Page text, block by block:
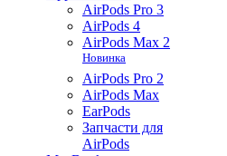
AirPods Pro 3
AirPods 4
AirPods Max 2
Новинка
AirPods Pro 2
AirPods Max
EarPods
Запчасти для
AirPods